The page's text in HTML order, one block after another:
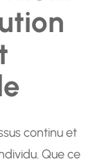
continu et
Que ce